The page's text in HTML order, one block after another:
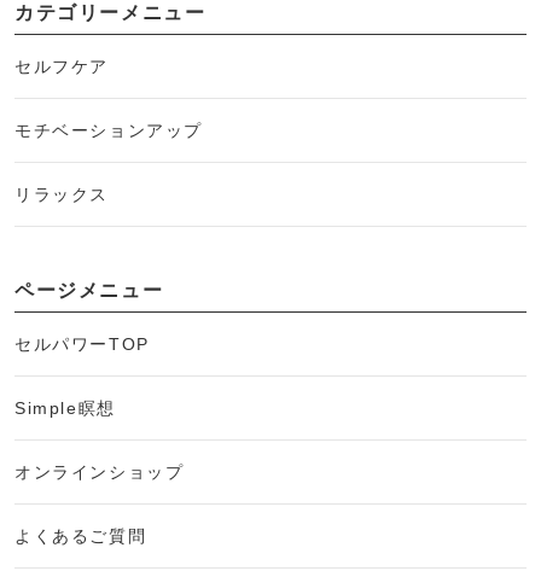
カテゴリーメニュー
セルフケア
モチベーションアップ
リラックス
ページメニュー
セルパワーTOP
Simple瞑想
オンラインショップ
よくあるご質問